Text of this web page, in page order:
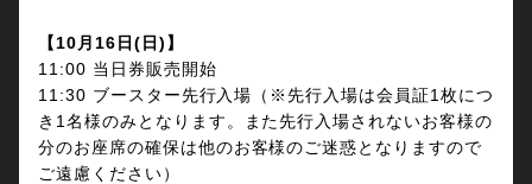
【10月16日(日)】
11:00 当日券販売開始
11 :30 ブースター先行入場（※先行入場は会員証1枚につ
き1名様のみとなります。また先行入場されないお客様の
分のお座席の確保は他のお客様のご迷惑となりますので
ご遠慮ください）